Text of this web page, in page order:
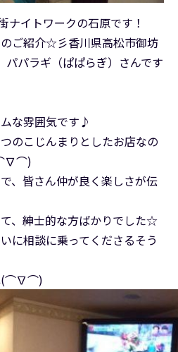
イトワークの石原です！
ご紹介☆彡香川県高松市御坊
パラギ（ぱぱらぎ）さんです
な雰囲気です♪
のこじんまりとしたお店なの
、皆さん仲が良く楽しさが伝
、紳士的な方ばかりでした☆
に相談に乗ってくださるそう
(⌒∇⌒)